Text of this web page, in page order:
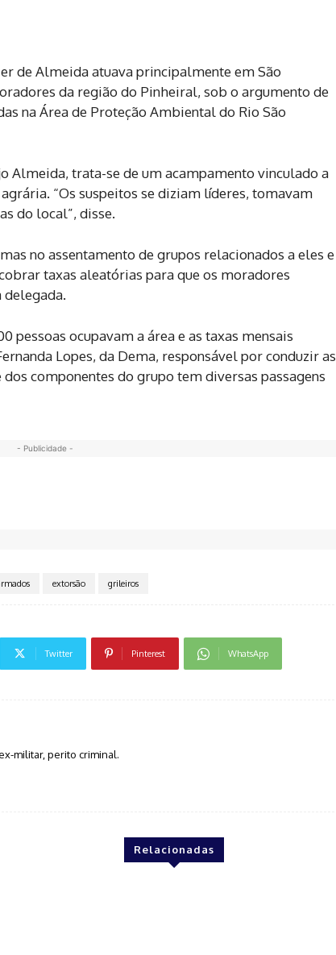
de Almeida atuava principalmente em São
da região do Pinheiral, sob o argumento de
na Área de Proteção Ambiental do Rio São
Almeida, trata-se de um acampamento vinculado a
“Os suspeitos se diziam líderes, tomavam
do local”, disse.
no assentamento de grupos relacionados a eles e
taxas aleatórias para que os moradores
delegada.
pessoas ocupavam a área e as taxas mensais
Lopes, da Dema, responsável por conduzir as
componentes do grupo tem diversas passagens
- Publicidade -
extorsão grileiros
Twitter Pinterest WhatsApp
militar, perito criminal.
Relacionadas